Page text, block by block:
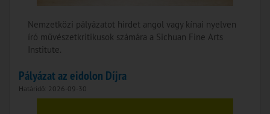
Nemzetközi pályázatot hirdet angol vagy kínai nyelven
író művészetkritikusok számára a Sichuan Fine Arts
Institute.
Pályázat az eidolon Díjra
Határidő: 2026-09-30